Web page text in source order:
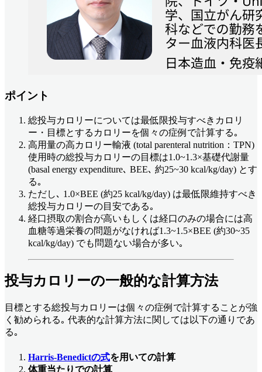
ポイント
総投与カロリーについては最低限投与すべきカロリ
ー・目標とするカロリーを個々の症例で計算する｡
高用量の高カロリー輸液 (total parenteral nutrition：TPN)
使用時の総投与カロリーの目標は1.0~1.3×基礎代謝量
(basal energy expenditure､ BEE､ 約25~30 kcal/kg/day) とす
る｡
ただし､ 1.0×BEE (約25 kcal/kg/day) は最低限維持すべき
総投与カロリーの目安である｡
経口摂取の割合が高いもしくは経口のみの場合には高
血糖等過栄養の問題がなければ1.3~1.5×BEE (約30~35
kcal/kg/day) でも問題ない場合が多い｡
投与カロリーの一般的な計算方法
目標とする総投与カロリーは個々の症例で計算することが強
く勧められる｡ 代表的な計算方法に関しては以下の通りであ
る｡
Harris-Benedictの式を用いての計算
体重当たりでの計算